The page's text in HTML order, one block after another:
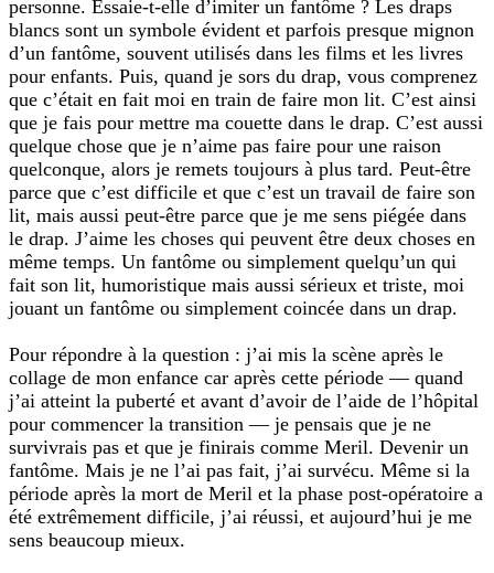
personne. Essaie-t-elle d’imiter un fantôme ? Les draps
blancs sont un symbole évident et parfois presque mignon
d’un fantôme, souvent utilisés dans les films et les livres
pour enfants. Puis, quand je sors du drap, vous comprenez
que c’était en fait moi en train de faire mon lit. C’est ainsi
que je fais pour mettre ma couette dans le drap. C’est aussi
quelque chose que je n’aime pas faire pour une raison
quelconque, alors je remets toujours à plus tard. Peut-être
parce que c’est difficile et que c’est un travail de faire son
lit, mais aussi peut-être parce que je me sens piégée dans
le drap. J’aime les choses qui peuvent être deux choses en
même temps. Un fantôme ou simplement quelqu’un qui
fait son lit, humoristique mais aussi sérieux et triste, moi
jouant un fantôme ou simplement coincée dans un drap.
Pour répondre à la question : j’ai mis la scène après le
collage de mon enfance car après cette période — quand
j’ai atteint la puberté et avant d’avoir de l’aide de l’hôpital
pour commencer la transition — je pensais que je ne
survivrais pas et que je finirais comme Meril. Devenir un
fantôme. Mais je ne l’ai pas fait, j’ai survécu. Même si la
période après la mort de Meril et la phase post-opératoire a
été extrêmement difficile, j’ai réussi, et aujourd’hui je me
sens beaucoup mieux.